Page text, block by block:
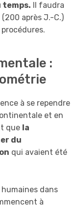
temps. Il faudra
après J.-C.)
:
à se rependre
et en
que la
du
qui avaient été
dans
à